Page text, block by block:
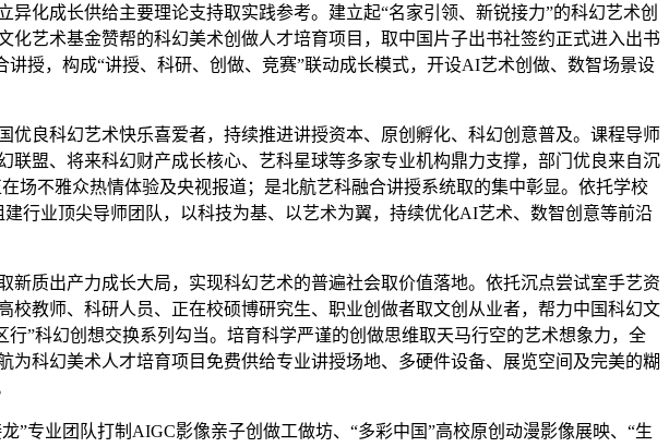
化成长供给主要理论支持取实践参考。建立起“名家引领、新锐接力”的科幻艺术创
艺术基金赞帮的科幻美术创做人才培育项目，取中国片子出书社签约正式进入出书
授，构成“讲授、科研、创做、竞赛”联动成长模式，开设AI艺术创做、数智场景设
良科幻艺术快乐喜爱者，持续推进讲授资本、原创孵化、科幻创意普及。课程导师
盟、将来科幻财产成长核心、艺科星球等多家专业机构鼎力支撑，部门优良来自沉
场不雅众热情体验及央视报道；是北航艺科融合讲授系统取的集中彰显。依托学校
行业顶尖导师团队，以科技为基、以艺术为翼，持续优化AI艺术、数智创意等前沿
质出产力成长大局，实现科幻艺术的普遍社会取价值落地。依托沉点尝试室手艺资
教师、科研人员、正在校硕博研究生、职业创做者取文创从业者，帮力中国科幻文
”科幻创想交换系列勾当。培育科学严谨的创做思维取天马行空的艺术想象力，全
科幻美术人才培育项目免费供给专业讲授场地、多硬件设备、展览空间及完美的糊
业团队打制AIGC影像亲子创做工做坊、“多彩中国”高校原创动漫影像展映、“生